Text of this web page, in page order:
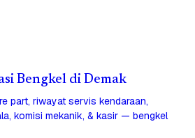
Bengkel di Demak
part, riwayat servis kendaraan,
komisi mekanik, & kasir — bengkel